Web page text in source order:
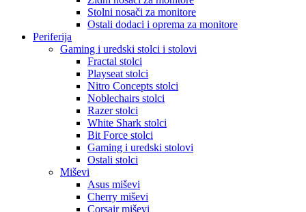
Stolni nosači za monitore
Ostali dodaci i oprema za monitore
Periferija
Gaming i uredski stolci i stolovi
Fractal stolci
Playseat stolci
Nitro Concepts stolci
Noblechairs stolci
Razer stolci
White Shark stolci
Bit Force stolci
Gaming i uredski stolovi
Ostali stolci
Miševi
Asus miševi
Cherry miševi
Corsair miševi